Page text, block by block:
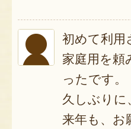
初めて利用
家庭用を頼
ったです。
久しぶりに
来年も、お